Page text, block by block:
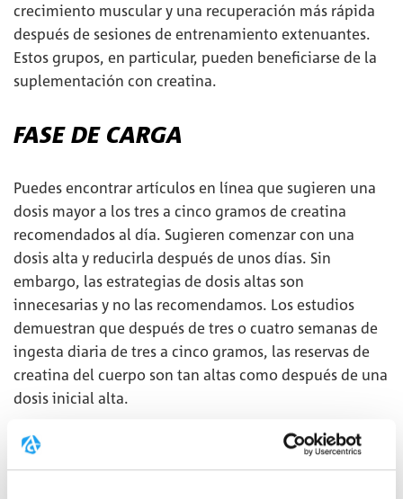
crecimiento muscular y una recuperación más rápida
después de sesiones de entrenamiento extenuantes.
Estos grupos, en particular, pueden beneficiarse de la
suplementación con creatina.
FASE DE CARGA
Puedes encontrar artículos en línea que sugieren una
dosis mayor a los tres a cinco gramos de creatina
recomendados al día. Sugieren comenzar con una
dosis alta y reducirla después de unos días. Sin
embargo, las estrategias de dosis altas son
innecesarias y no las recomendamos. Los estudios
demuestran que después de tres o cuatro semanas de
ingesta diaria de tres a cinco gramos, las reservas de
creatina del cuerpo son tan altas como después de una
dosis inicial alta.
INGESTA RECOMENDADA DE
CREATINA